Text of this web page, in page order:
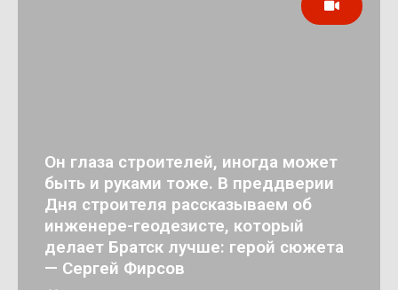
Он глаза строителей, иногда может
быть и руками тоже. В преддверии
Дня строителя рассказываем об
инженере-геодезисте, который
делает Братск лучше: герой сюжета
— Сергей Фирсов